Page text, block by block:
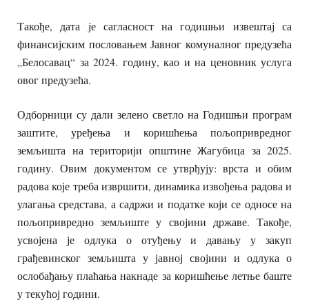
Такође, дата је сагласност на годишњи извештај са
финансијским пословањем Јавног комуналног предузећа
„Белосавац“ за 2024. годину, као и на ценовник услуга
овог предузећа.
Одборници су дали зелено светло на Годишњи програм
заштите, уређења и коришћења пољопривредног
земљишта на територији општине Жагубица за 2025.
годину. Овим документом се утврђују: врста и обим
радова које треба извршити, динамика извођења радова и
улагања средстава, а садржи и податке који се односе на
пољопривредно земљиште у својини државе. Такође,
усвојена је одлука о отуђењу и давању у закуп
грађевинског земљишта у јавној својини и одлука о
ослобађању плаћања накнаде за коришћење летње баште
у текућој години.